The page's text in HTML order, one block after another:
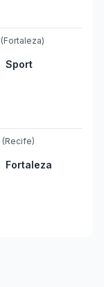
(Fortaleza)
Sport
(Recife)
Fortaleza